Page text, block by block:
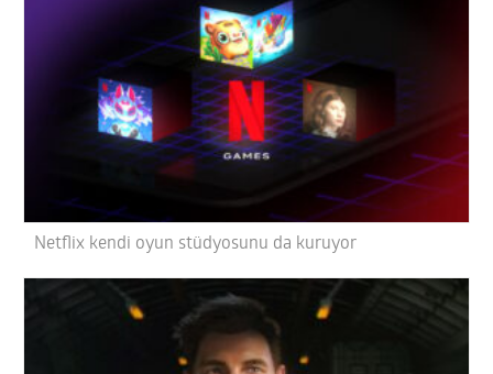
Netflix kendi oyun stüdyosunu da kuruyor